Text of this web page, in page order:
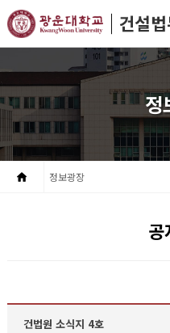
정
정보광장
공
건법원 소식지 4호